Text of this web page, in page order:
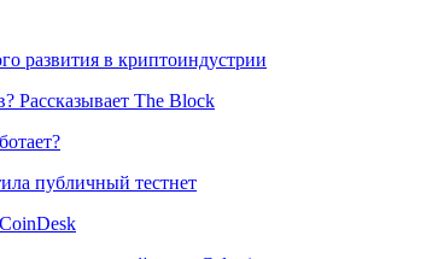
развития в криптоиндустрии
Рассказывает The Block
публичный тестнет